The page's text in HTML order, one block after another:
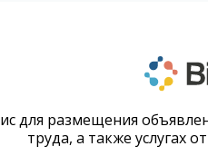
для размещения
труда, а также услугах